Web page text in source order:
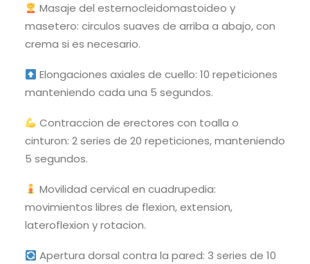
Masaje del esternocleidomastoideo y
masetero: circulos suaves de arriba a abajo, con
crema si es necesario.
Elongaciones axiales de cuello: 10 repeticiones
manteniendo cada una 5 segundos.
Contraccion de erectores con toalla o
cinturon: 2 series de 20 repeticiones, manteniendo
5 segundos.
Movilidad cervical en cuadrupedia:
movimientos libres de flexion, extension,
lateroflexion y rotacion.
Apertura dorsal contra la pared: 3 series de 10